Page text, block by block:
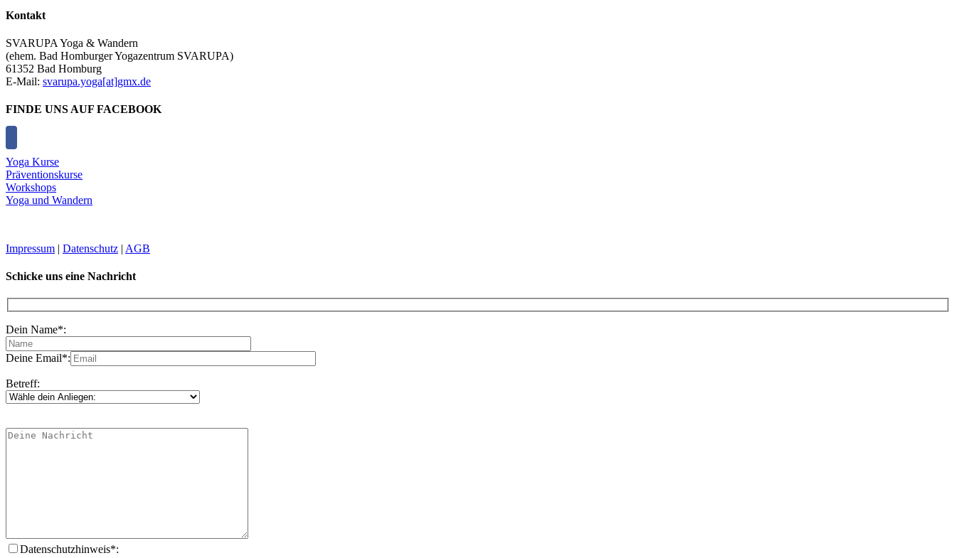
Facebook
X
Reddit
LinkedIn
Tumblr
Pinterest
Vk
E-
Kontakt
SVARUPA Yoga & Wandern
(ehem. Bad Homburger Yogazentrum SVARUPA)
61352 Bad Homburg
E-Mail: svarupa.yoga[at]gmx.de
FINDE UNS AUF FACEBOOK
Yoga Kurse
Präventionskurse
Workshops
Yoga und Wandern
Impressum | Datenschutz | AGB
Schicke uns eine Nachricht
Dein Name*:
Deine Email*:
Betreff:
Datenschutzhinweis*: